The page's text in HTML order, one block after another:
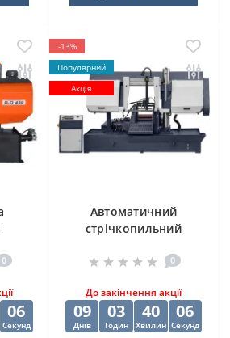
O
0
06
Секунд
-13%
Популярний
Акція
Автоматичний
стрічкопильний
500SA
0
До закінчення акції
09
Днів
03
Годин
40
Хвилин
06
Секунд